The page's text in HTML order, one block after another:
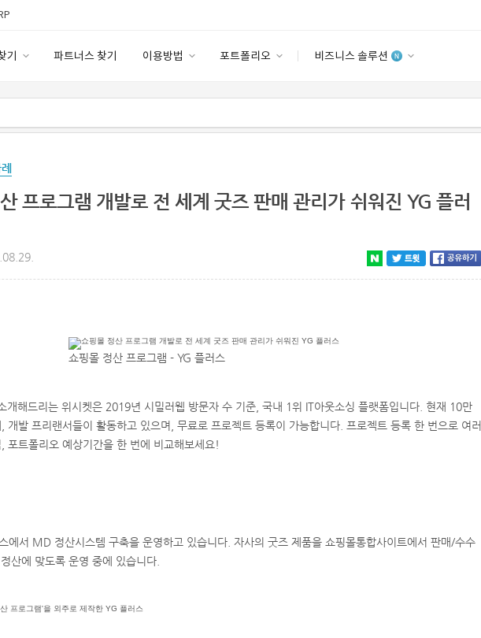
기 파트너스 찾기 이용방법 포트폴리오 비즈니스 솔루션
색 AI
파트너 등급
이용후기
안심 코드 케어
프로그램 개발로 전 세계 굿즈 판매 관리가 쉬워진 YG 플러
쇼핑몰 정산 프로그램 - YG 플러스
개해드리는 위시켓은 2019년 시밀러웹 방문자 수 기준, 국내 1위 IT아웃소싱 플랫폼입니다. 현재 10만
개발 프리랜서들이 활동하고 있으며, 무료로 프로젝트 등록이 가능합니다. 프로젝트 등록 한 번으로 여러
포트폴리오 예상기간을 한 번에 비교해보세요!
에서 MD 정산시스템 구축을 운영하고 있습니다. 자사의 굿즈 제품을 쇼핑몰통합사이트에서 판매/수수
산에 맞도록 운영 중에 있습니다.